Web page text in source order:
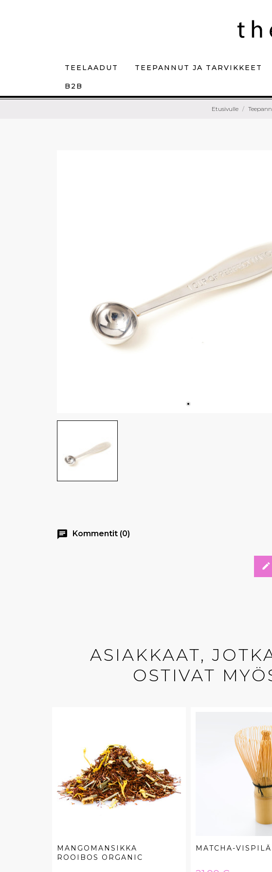
TEELAADUT TEEPANNUT JA TARVIKKEET
B2B
Etusivulle
chat Kommentit (0)
edit
ASIAKKAAT,
OSTIVAT
MANGOMANSIKKA
ROOIBOS ORGANIC
MATCHA-VISPILÄ